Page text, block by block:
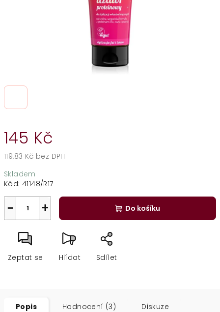
145 Kč
119,83 Kč bez DPH
cena:
Skladem
Kód: 41148/R17
+
− Do košíku
Zeptat se Hlídat Sdílet
Popis Hodnocení (3) Diskuze